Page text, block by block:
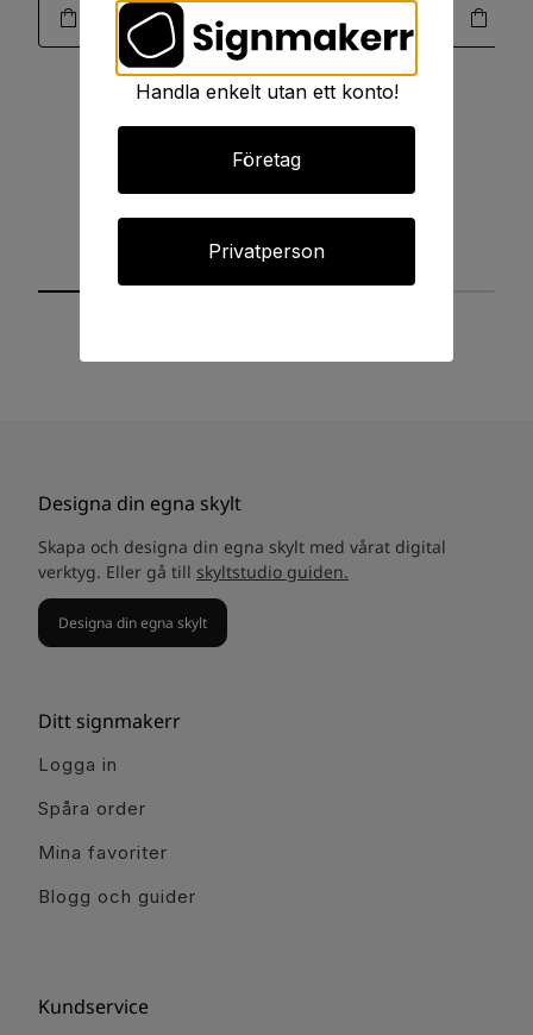
Designa din egna skylt
Skapa och designa din egna skylt med vårat digital
verktyg. Eller gå till skyltstudio guiden.
Designa din egna skylt
Ditt signmakerr
Logga in
Spåra order
Mina favoriter
Blogg och guider
Kundservice
Handla enkelt utan ett konto!
Företag
Privatperson